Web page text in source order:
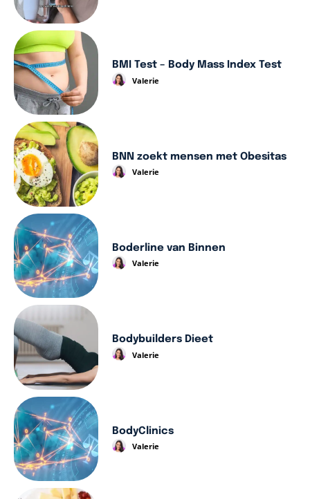
BMI Test – Body Mass Index Test
Valerie
BNN zoekt mensen met Obesitas
Valerie
Boderline van Binnen
Valerie
Bodybuilders Dieet
Valerie
BodyClinics
Valerie